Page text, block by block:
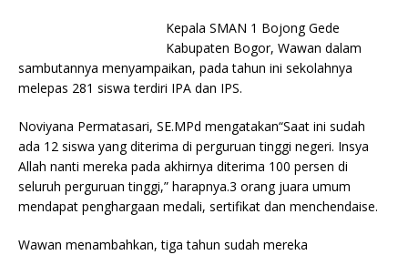
Kepala SMAN 1 Bojong Gede
Kabupaten Bogor, Wawan dalam
sambutannya menyampaikan, pada tahun ini sekolahnya
melepas 281 siswa terdiri IPA dan IPS.
Noviyana Permatasari, SE.MPd mengatakan“Saat ini sudah
ada 12 siswa yang diterima di perguruan tinggi negeri. Insya
Allah nanti mereka pada akhirnya diterima 100 persen di
seluruh perguruan tinggi,” harapnya.3 orang juara umum
mendapat penghargaan medali, sertifikat dan menchendaise.
Wawan menambahkan, tiga tahun sudah mereka